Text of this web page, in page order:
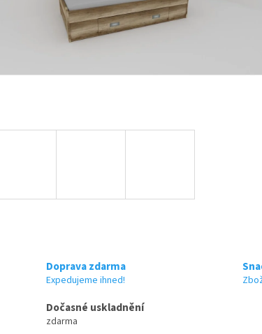
Doprava zdarma
Expedujeme ihned!
Dočasné uskladnění
zdarma